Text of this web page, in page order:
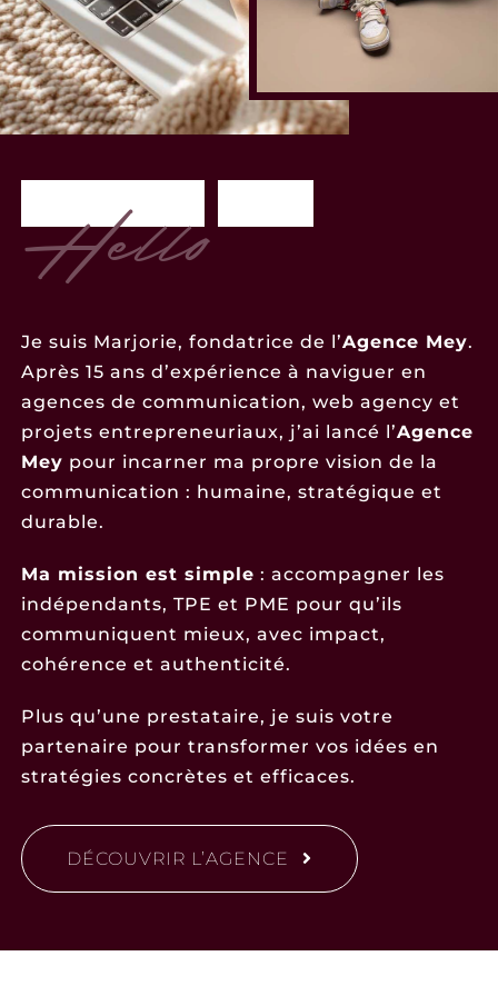
N
Hello
Je suis Marjorie, fondatrice de l’Agence Mey.
Après 15 ans d’expérience à naviguer en
agences de communication, web agency et
projets entrepreneuriaux, j’ai lancé l’Agence
Mey pour incarner ma propre vision de la
communication : humaine, stratégique et
durable.
Ma mission est simple : accompagner les
indépendants, TPE et PME pour qu’ils
communiquent mieux, avec impact,
cohérence et authenticité.
Plus qu’une prestataire, je suis votre
partenaire pour transformer vos idées en
stratégies concrètes et efficaces.
DÉCOUVRIR L’AGENCE